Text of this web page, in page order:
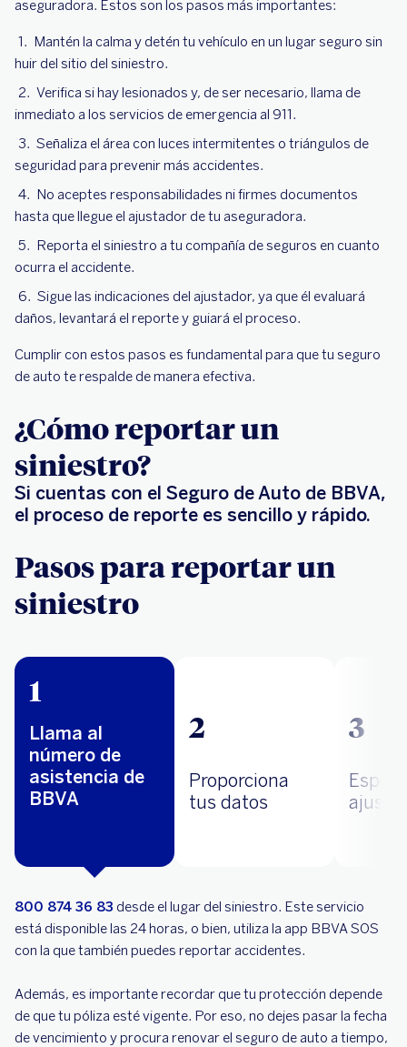
aseguradora. Estos son los pasos más importantes:
Mantén la calma y detén tu vehículo en un lugar seguro sin
huir del sitio del siniestro.
Verifica si hay lesionados y, de ser necesario, llama de
inmediato a los servicios de emergencia al 911.
Señaliza el área con luces intermitentes o triángulos de
seguridad para prevenir más accidentes.
No aceptes responsabilidades ni firmes documentos
hasta que llegue el ajustador de tu aseguradora.
Reporta el siniestro a tu compañía de seguros en cuanto
ocurra el accidente.
Sigue las indicaciones del ajustador, ya que él evaluará
daños, levantará el reporte y guiará el proceso.
Cumplir con estos pasos es fundamental para que tu seguro
de auto te respalde de manera efectiva.
¿Cómo reportar un
siniestro?
Si cuentas con el Seguro de Auto de BBVA,
el proceso de reporte es sencillo y rápido.
Pasos para reportar un
siniestro
1
Llama al
número de
asistencia de
BBVA
2
Proporciona
tus datos
3
800 874 36 83 desde el lugar del siniestro. Este servicio
está disponible las 24 horas, o bien, utiliza la app BBVA SOS
con la que también puedes reportar accidentes.
Además, es importante recordar que tu protección depende
de que tu póliza esté vigente. Por eso, no dejes pasar la fecha
de vencimiento y procura renovar el seguro de auto a tiempo,